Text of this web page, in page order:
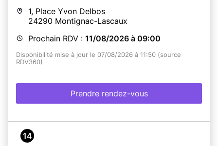
1, Place Yvon Delbos
24290 Montignac-Lascaux
Prochain RDV : 11/08/2026 à 09:00
Disponibilité mise à jour le 07/08/2026 à 11:50 (source
RDV360)
Prendre rendez-vous
14